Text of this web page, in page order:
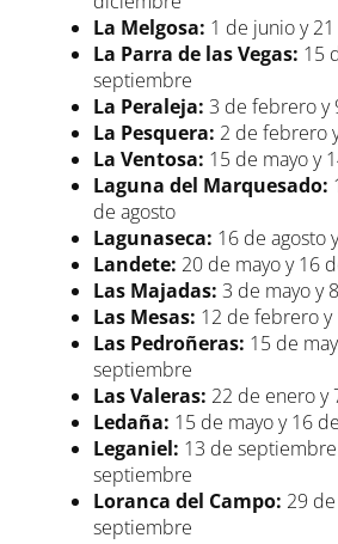
La Melgosa: 1 de junio y
La Parra de las Vegas: 15
septiembre
La Peraleja: 3 de febrero y
La Pesquera: 2 de febrero
La Ventosa: 15 de mayo y
Laguna del Marquesado:
de agosto
Lagunaseca: 16 de agosto
Landete: 20 de mayo y 16
Las Majadas: 3 de mayo y
Las Mesas: 12 de febrero y
Las Pedroñeras: 15 de
septiembre
Las Valeras: 22 de enero y
Ledaña: 15 de mayo y 16
Leganiel: 13 de
septiembre
Loranca del Campo: 29
septiembre